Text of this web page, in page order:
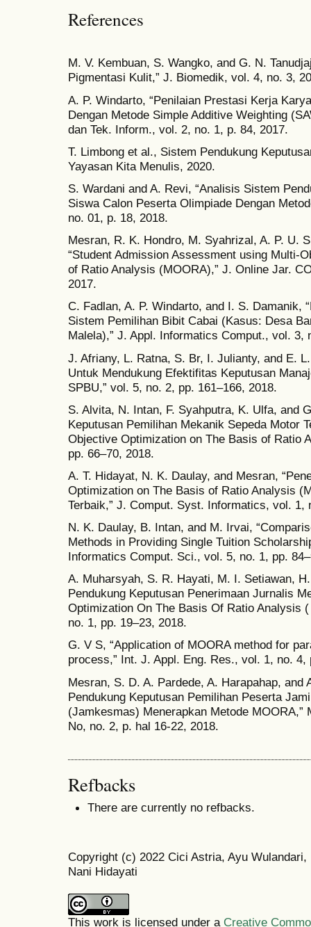
References
M. V. Kembuan, S. Wangko, and G. N.
Pigmentasi Kulit,” J. Biomedik, vol. 4, no. 3,
A. P. Windarto, “Penilaian Prestasi Kerja
Dengan Metode Simple Additive Weighting
dan Tek. Inform., vol. 2, no. 1, p. 84, 2017.
T. Limbong et al., Sistem Pendukung
Yayasan Kita Menulis, 2020.
S. Wardani and A. Revi, “Analisis Sistem
Siswa Calon Peserta Olimpiade Dengan
no. 01, p. 18, 2018.
Mesran, R. K. Hondro, M. Syahrizal, A. P. U.
“Student Admission Assessment using Multi-
of Ratio Analysis (MOORA),” J. Online Jar.
2017.
C. Fadlan, A. P. Windarto, and I. S. Damanik,
Sistem Pemilihan Bibit Cabai (Kasus: Desa
Malela),” J. Appl. Informatics Comput., vol. 3,
J. Afriany, L. Ratna, S. Br, I. Julianty, and E.
Untuk Mendukung Efektifitas Keputusan
SPBU,” vol. 5, no. 2, pp. 161–166, 2018.
S. Alvita, N. Intan, F. Syahputra, K. Ulfa, and
Keputusan Pemilihan Mekanik Sepeda Motor
Objective Optimization on The Basis of Ratio
pp. 66–70, 2018.
A. T. Hidayat, N. K. Daulay, and Mesran,
Optimization on The Basis of Ratio Analysis
Terbaik,” J. Comput. Syst. Informatics, vol. 1,
N. K. Daulay, B. Intan, and M. Irvai,
Methods in Providing Single Tuition
Informatics Comput. Sci., vol. 5, no. 1, pp.
A. Muharsyah, S. R. Hayati, M. I. Setiawan,
Pendukung Keputusan Penerimaan Jurnalis
Optimization On The Basis Of Ratio Analysis
no. 1, pp. 19–23, 2018.
G. V S, “Application of MOORA method for
process,” Int. J. Appl. Eng. Res., vol. 1, no. 4,
Mesran, S. D. A. Pardede, A. Harapahap, and
Pendukung Keputusan Pemilihan Peserta
(Jamkesmas) Menerapkan Metode
No, no. 2, p. hal 16-22, 2018.
Refbacks
There are currently no refbacks.
Copyright (c) 2022 Cici Astria, Ayu
Nani Hidayati
This work is licensed under a Creative